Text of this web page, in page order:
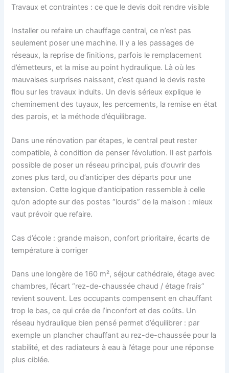
Travaux et contraintes : ce que le devis doit rendre visible
Installer ou refaire un chauffage central, ce n’est pas
seulement poser une machine. Il y a les passages de
réseaux, la reprise de finitions, parfois le remplacement
d’émetteurs, et la mise au point hydraulique. Là où les
mauvaises surprises naissent, c’est quand le devis reste
flou sur les travaux induits. Un devis sérieux explique le
cheminement des tuyaux, les percements, la remise en état
des parois, et la méthode d’équilibrage.
Dans une rénovation par étapes, le central peut rester
compatible, à condition de penser l’évolution. Il est parfois
possible de poser un réseau principal, puis d’ouvrir des
zones plus tard, ou d’anticiper des départs pour une
extension. Cette logique d’anticipation ressemble à celle
qu’on adopte sur des postes “lourds” de la maison : mieux
vaut prévoir que refaire.
Cas d’école : grande maison, confort prioritaire, écarts de
température à corriger
Dans une longère de 160 m², séjour cathédrale, étage avec
chambres, l’écart “rez-de-chaussée chaud / étage frais”
revient souvent. Les occupants compensent en chauffant
trop le bas, ce qui crée de l’inconfort et des coûts. Un
réseau hydraulique bien pensé permet d’équilibrer : par
exemple un plancher chauffant au rez-de-chaussée pour la
stabilité, et des radiateurs à eau à l’étage pour une réponse
plus ciblée.